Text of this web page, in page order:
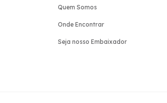
Quem Somos
Onde Encontrar
Seja nosso Embaixador